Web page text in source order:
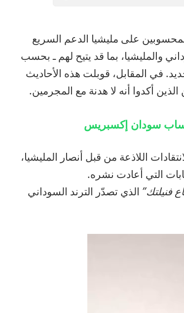
على مليشيا الدعم السريع
والمليشيا، بما قد يتيح لهم ـ بحسب
في المقابل، قوبلت هذه الأحاديث
أكدوا أنه لا هدنة مع المجرمين.
سودان إكسبريس
اللاذعة من قبل أنصار المليشيا،
التي أعادت نشره.
فنيلتك” الذي تصدّر الترند السوداني